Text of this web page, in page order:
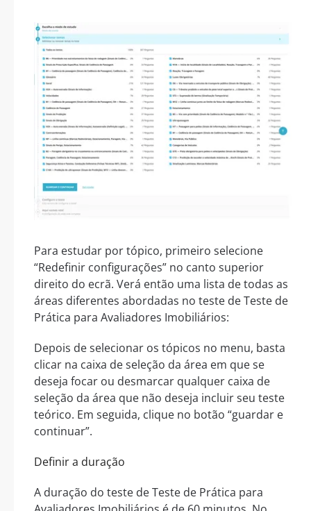
Para estudar por tópico, primeiro selecione
“Redefinir configurações” no canto superior
direito do ecrã. Verá então uma lista de todas as
áreas diferentes abordadas no teste de Teste de
Prática para Avaliadores Imobiliários:
Depois de selecionar os tópicos no menu, basta
clicar na caixa de seleção da área em que se
deseja focar ou desmarcar qualquer caixa de
seleção da área que não deseja incluir seu teste
teórico. Em seguida, clique no botão “guardar e
continuar”.
Definir a duração
A duração do teste de Teste de Prática para